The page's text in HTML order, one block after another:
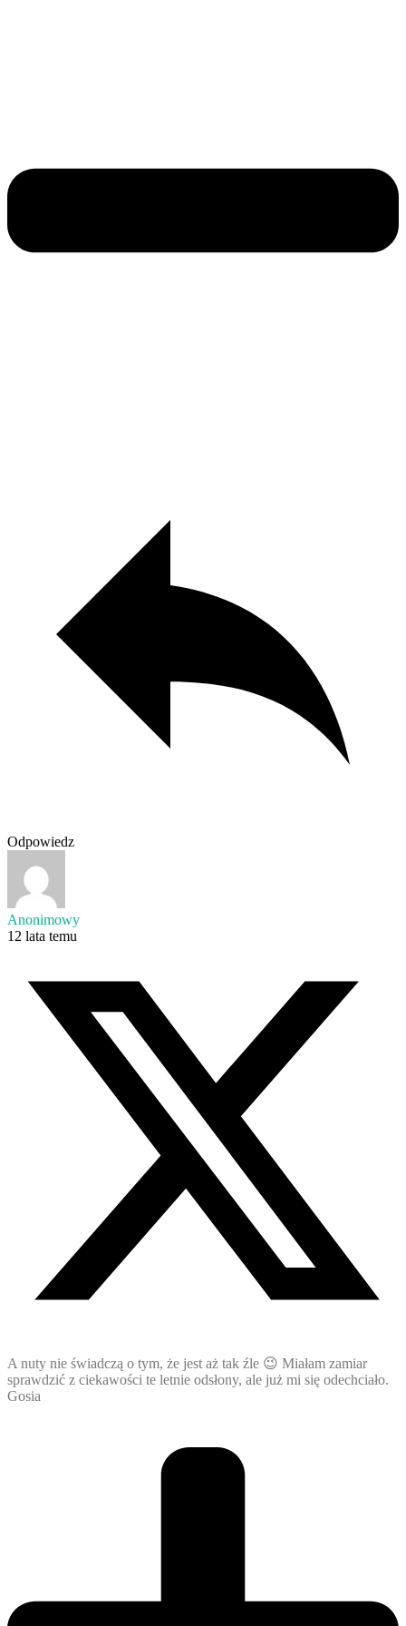
Odpowiedz
Anonimowy
12 lata temu
A nuty nie świadczą o tym, że jest aż tak źle 😉 Miałam zamiar
sprawdzić z ciekawości te letnie odsłony, ale już mi się odechciało.
Gosia